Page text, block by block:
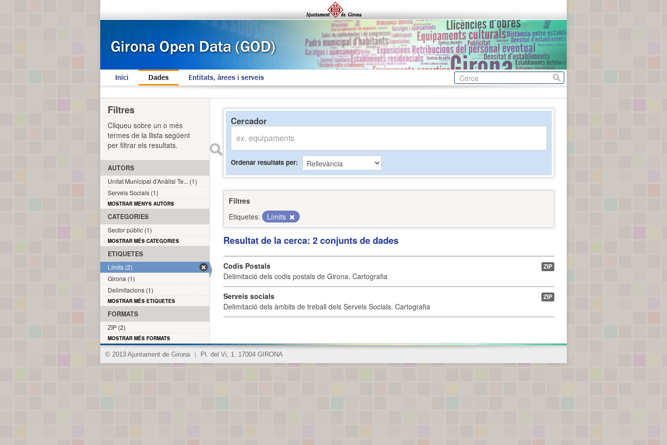
Inici Dades Entitats, àrees i serveis
Cercador
Ordenar resultats per
Filtres
Etiquetes:
Límits
Resultat de la cerca: 2 conjunts de dades
Codis Postals
Delimitació dels codis postals de Girona. Cartografia
ZIP
Serveis socials
Delimitació dels àmbits de treball dels Serveis Socials. Cartografia
ZIP
Filtres
Cliqueu sobre un o més
termes de la llista següent
per filtrar els resultats.
AUTORS
Unitat Municipal d'Anàlisi Te... (1)
Serveis Socials (1)
MOSTRAR MENYS AUTORS
CATEGORIES
Sector públic (1)
MOSTRAR MÉS CATEGORIES
ETIQUETES
Límits (2)
Girona (1)
Delimitacions (1)
MOSTRAR MÉS ETIQUETES
FORMATS
ZIP (2)
MOSTRAR MÉS FORMATS
© 2013 Ajuntament de Girona Pl. del Vi, 1. 17004 GIRONA